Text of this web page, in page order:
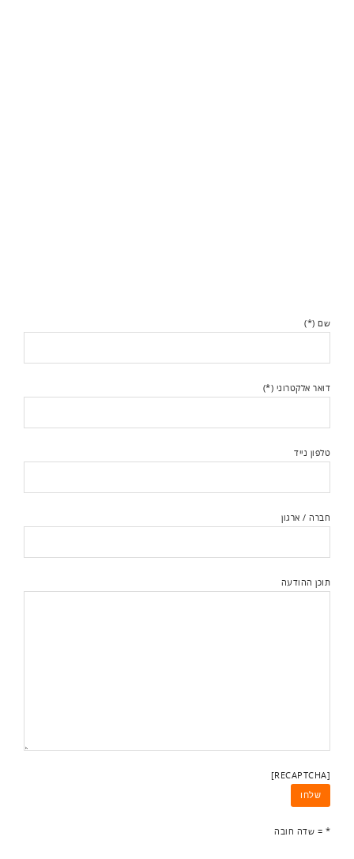
שם (*)
דואר אלקטרוני (*)
טלפון נייד
חברה / ארגון
תוכן ההודעה
[RECAPTCHA]
* = שדה חובה